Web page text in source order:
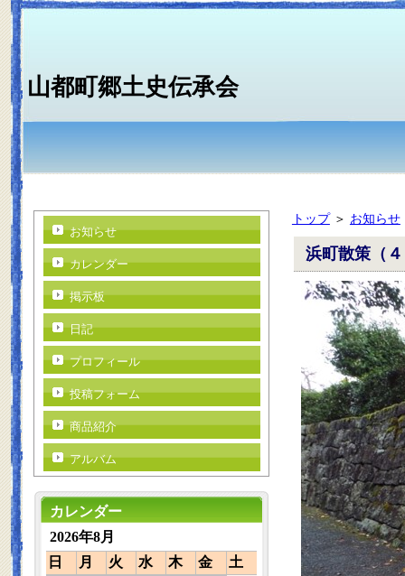
山都町郷土史伝承会
トップ＞ お知らせ
浜町散策（
お知らせ
カレンダー
掲示板
日記
プロフィール
投稿フォーム
商品紹介
アルバム
カレンダー
2026年8月
日
月 火 水 木 金
土